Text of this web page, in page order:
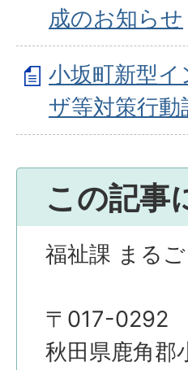
成のお知らせ
小坂町新型
ザ等対策行動
この記事
福祉課 まる
〒017-0292
秋田県鹿角郡